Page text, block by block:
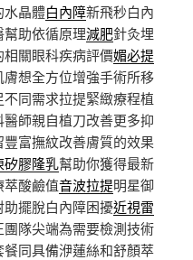
水晶體白內障新飛秒白內
助依循原理減肥針灸埋
關眼科疾病評價媚必提
想全方位增強手術所移
同需求拉提緊緻療程植
師親自植刀改善更多抑
豐富撫紋改善膚質的效果
矽膠隆乳幫助你獲得最新
酸鹼值音波拉提明星御
擺脫白內障困擾近視雷
隊尖端為需要檢測技術
同具備洢蓮絲和舒顏萃